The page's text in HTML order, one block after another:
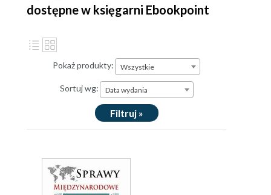
dostępne w księgarni Ebookpoint
Pokaż produkty: Wszystkie
Sortuj wg: Data wydania
Filtruj »